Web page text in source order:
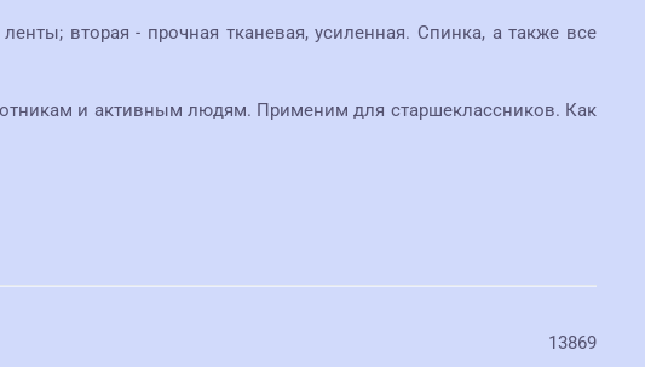
вторая - прочная тканевая, усиленная. Спинка, а также все
и активным людям. Применим для старшеклассников. Как
13869